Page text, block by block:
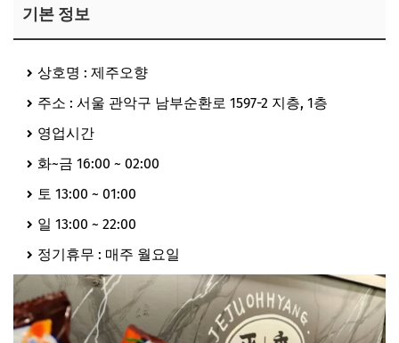
기본 정보
상호명 : 제주오향
주소 : 서울 관악구 남부순환로 1597-2 지층, 1층
영업시간
화~금 16:00 ~ 02:00
토 13:00 ~ 01:00
일 13:00 ~ 22:00
정기휴무 : 매주 월요일